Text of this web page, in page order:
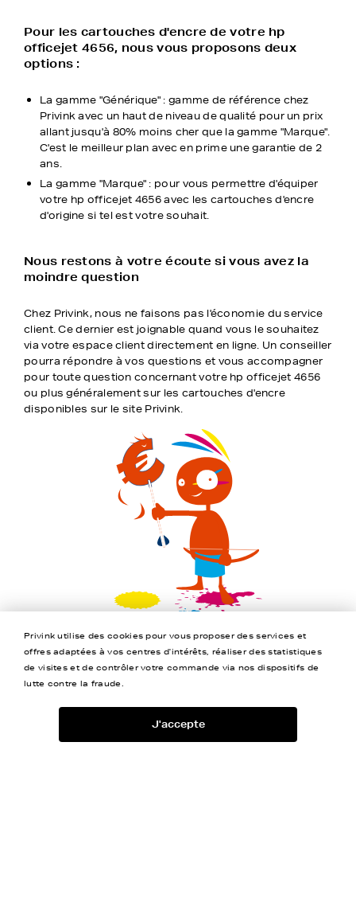
Pour les cartouches d'encre de votre hp
officejet 4656, nous vous proposons deux
options :
La gamme "Générique" : gamme de référence chez
Privink avec un haut de niveau de qualité pour un prix
allant jusqu'à 80% moins cher que la gamme "Marque".
C'est le meilleur plan avec en prime une garantie de 2
ans.
La gamme "Marque" : pour vous permettre d'équiper
votre hp officejet 4656 avec les cartouches d'encre
d'origine si tel est votre souhait.
Nous restons à votre écoute si vous avez la
moindre question
Chez Privink, nous ne faisons pas l'économie du service
client. Ce dernier est joignable quand vous le souhaitez
via votre espace client directement en ligne. Un conseiller
pourra répondre à vos questions et vous accompagner
pour toute question concernant votre hp officejet 4656
ou plus généralement sur les cartouches d'encre
disponibles sur le site Privink.
Privink utilise des cookies pour vous proposer des services et
offres adaptées à vos centres d'intérêts, réaliser des statistiques
de visites et de contrôler votre commande via nos dispositifs de
lutte contre la fraude.
J'accepte